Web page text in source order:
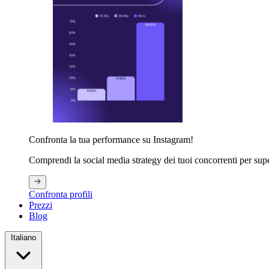
Confronta la tua performance su Instagram!
Comprendi la social media strategy dei tuoi concorrenti per
Confronta profili
Prezzi
Blog